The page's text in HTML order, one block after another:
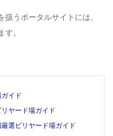
扱うポータルサイトには、
す。
イド
ヤード場ガイド
選ビリヤード場ガイド